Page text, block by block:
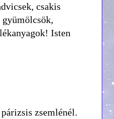
csakis
gyümölcsök,
Isten
zsemlénél.